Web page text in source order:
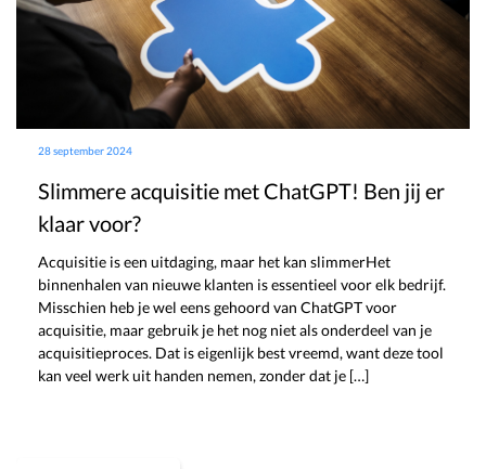
28 september 2024
Slimmere acquisitie met ChatGPT! Ben jij er
klaar voor?
Acquisitie is een uitdaging, maar het kan slimmerHet
binnenhalen van nieuwe klanten is essentieel voor elk bedrijf.
Misschien heb je wel eens gehoord van ChatGPT voor
acquisitie, maar gebruik je het nog niet als onderdeel van je
acquisitieproces. Dat is eigenlijk best vreemd, want deze tool
kan veel werk uit handen nemen, zonder dat je […]